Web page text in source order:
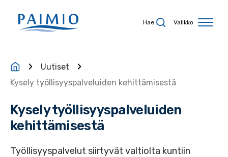
Hae Valikko
Uutiset
Kysely työllisyyspalveluiden kehittämisestä
Kysely työllisyyspalveluiden
kehittämisestä
Työllisyyspalvelut siirtyvät valtiolta kuntiin